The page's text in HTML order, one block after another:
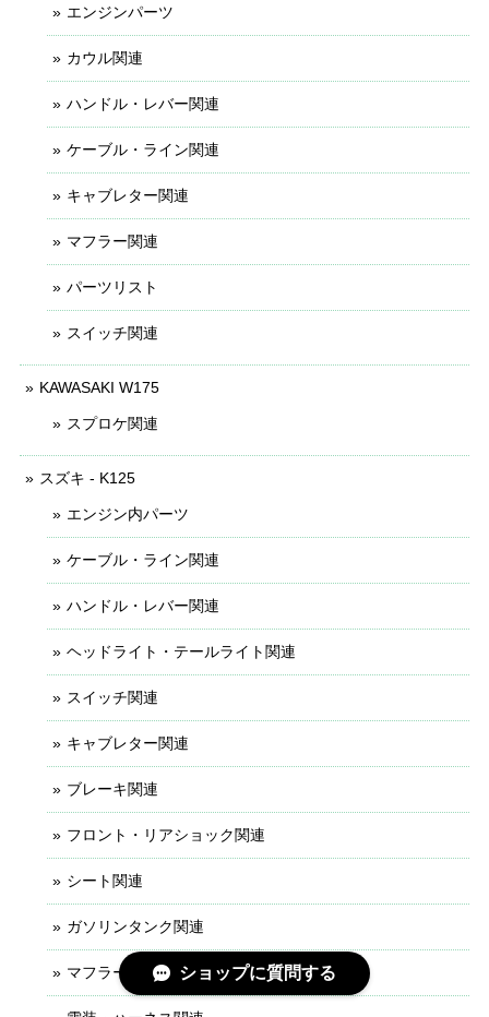
エンジンパーツ
カウル関連
ハンドル・レバー関連
ケーブル・ライン関連
キャブレター関連
マフラー関連
パーツリスト
スイッチ関連
KAWASAKI W175
スプロケ関連
スズキ - K125
エンジン内パーツ
ケーブル・ライン関連
ハンドル・レバー関連
ヘッドライト・テールライト関連
スイッチ関連
キャブレター関連
ブレーキ関連
フロント・リアショック関連
シート関連
ガソリンタンク関連
マフラー関連 ショップに質問する